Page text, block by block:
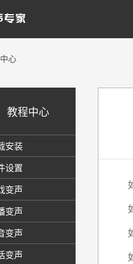
心
教程中心
安装
设置
变声
变声
变声
变声